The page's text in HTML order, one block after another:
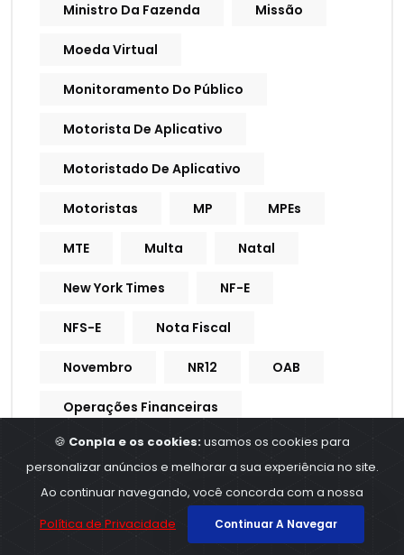
Ministro Da Fazenda Missão
Moeda Virtual
Monitoramento Do Público
Motorista De Aplicativo
Motoristado De Aplicativo
Motoristas MP MPEs
MTE Multa Natal
New York Times NF-E
NFS-E Nota Fiscal
Novembro NR12 OAB
Operações Financeiras
Organização De Documentos
Pagamentos
Pagamentos Obrigatórios Pasep
🍪 Conpla e os cookies:usamos os cookies para
personalizar anúncios e melhorar a sua experiência no site.
Ao continuar navegando, você concorda com a nossa
Política de Privacidade
Continuar A Navegar